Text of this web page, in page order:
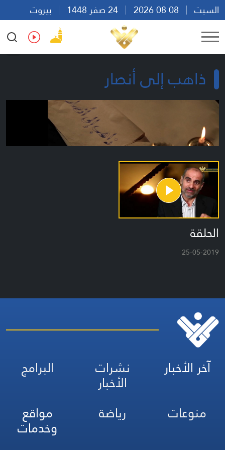
السبت
بيروت
08:37
Ar En Fr Es
ذاهب إلى أنصار
الحلقة
25-05-2019
آخر الأخبار نشرات
الأخبار
البرامج
منوعات
رياضة مواقع
وخدمات